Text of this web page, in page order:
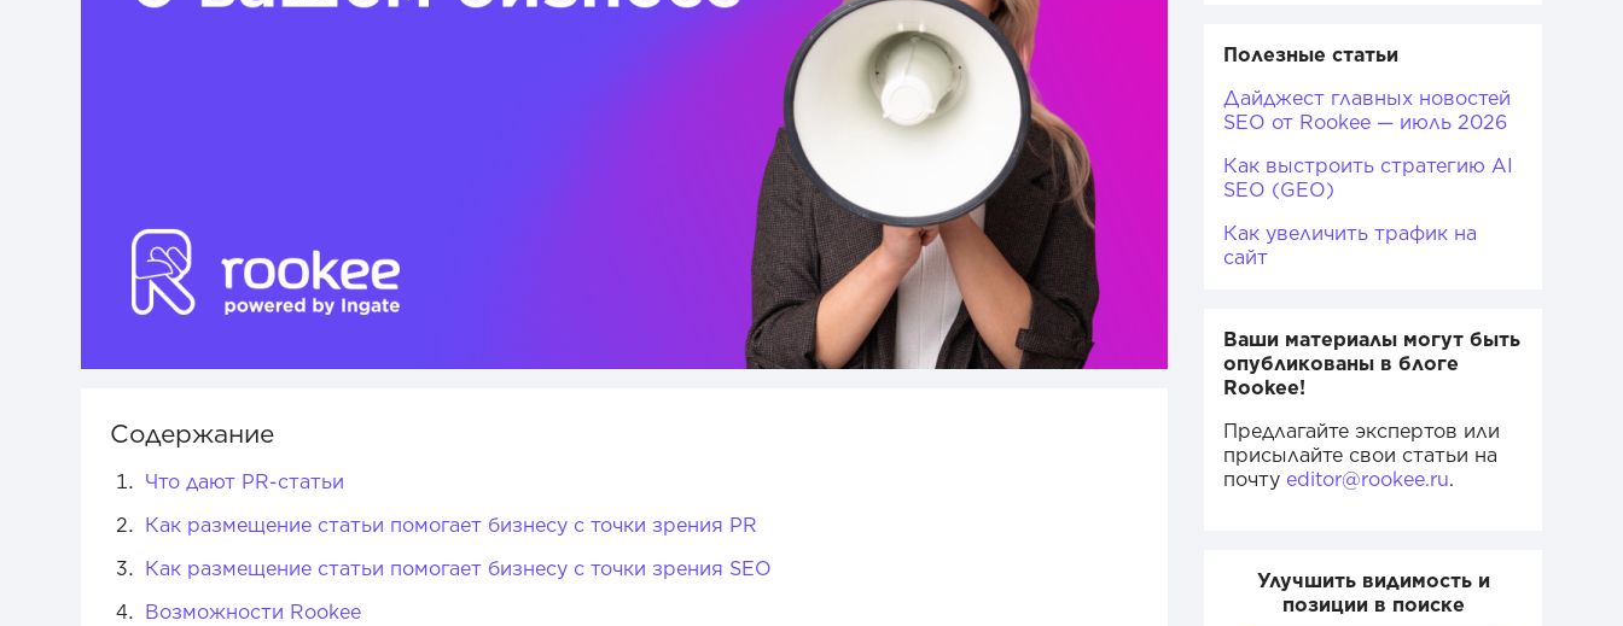
Содержание
Что дают PR-статьи
Как размещение статьи помогает бизнесу с точки зрения PR
Как размещение статьи помогает бизнесу с точки зрения SEO
Возможности Rookee
Полезные статьи
Дайджест главных новостей
SEO от Rookee — июль 2026
Как выстроить стратегию AI
SEO (GEO)
Как увеличить трафик на
сайт
Ваши материалы могут быть
опубликованы в блоге
Rookee!
Предлагайте экспертов или
присылайте свои статьи на
почту editor@rookee.ru.
Улучшить видимость и
позиции в поиске